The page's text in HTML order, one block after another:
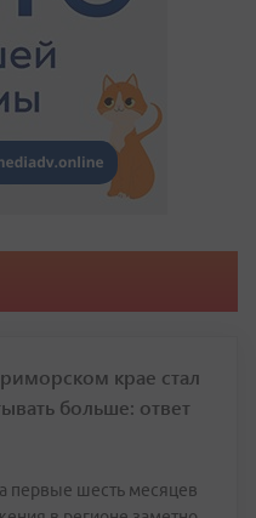
крае стал
больше: ответ
первые шесть месяцев